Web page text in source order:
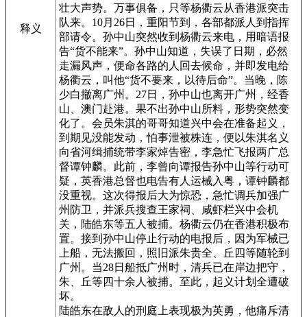
释义
壮大声势。万事俱备，只等杨衢云从香港派突击
队来。10月26日，重阳节到，各部都派人到指挥
部请令。孙中山突然收到杨衢云来电，用暗语报
告“货不能来”。孙中山知道，失误了日期，必然
走漏风声，便命各路的人回去候命，并即发电给
杨衢云，叫他“货不要来，以待后命”。当晚，陈
少白撤离广州。27日，孙中山也离开广州，经香
山、澳门赴港。果不出孙中山所料，形势突然变
化了。会员朱淇的哥哥知道兴中会在准备起义，
到期见没能发动，怕事泄被株连，便以朱淇名义
向省河缉捕统带李家焯告密，李急忙飞报两广总
督谭钟麟。此前，李曾向谭报告孙中山等行动可
疑，英香港总督也电告有人运械入粤，谭钟麟都
没重视。这次得报后大为惊恐，急忙调兵加强广
州防卫，并派兵搜查王家祠、咸虾栏兴中会机
关，陆皓东等五人被捕。杨衢云仍在香港积极布
置。接到孙中山停止行动的电报后，因为军械已
上船，无法搬回，照旧派朱贵全、丘四等随轮到
广州。当28日船抵广州时，清兵已在岸边把守，
朱、丘等四十余人被捕。至此，起义计划全遭破
坏。
陆皓东在敌人的刑庭上表现极为英勇，他痛斥清